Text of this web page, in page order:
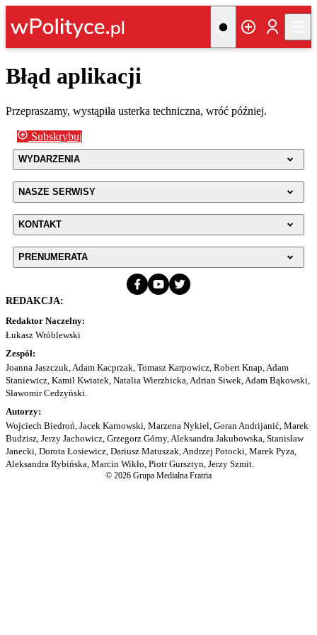
Błąd aplikacji
Przepraszamy, wystąpiła usterka techniczna, wróć później.
Subskrybuj
WYDARZENIA
NASZE SERWISY
KONTAKT
PRENUMERATA
REDAKCJA:
Redaktor Naczelny:
Łukasz Wróblewski
Zespół:
Joanna Jaszczuk, Adam Kacprzak, Tomasz Karpowicz, Robert Knap, Adam
Staniewicz, Kamil Kwiatek, Natalia Wierzbicka, Adrian Siwek, Adam Bąkowski,
Sławomir Cedzyński.
Autorzy:
Wojciech Biedroń, Jacek Karnowski, Marzena Nykiel, Goran Andrijanić, Marek
Budzisz, Jerzy Jachowicz, Grzegorz Górny, Aleksandra Jakubowska, Stanisław
Janecki, Dorota Łosiewicz, Dariusz Matuszak, Andrzej Potocki, Marek Pyza,
Aleksandra Rybińska, Marcin Wikło, Piotr Gursztyn, Jerzy Szmit.
© 2026 Grupa Medialna Fratria